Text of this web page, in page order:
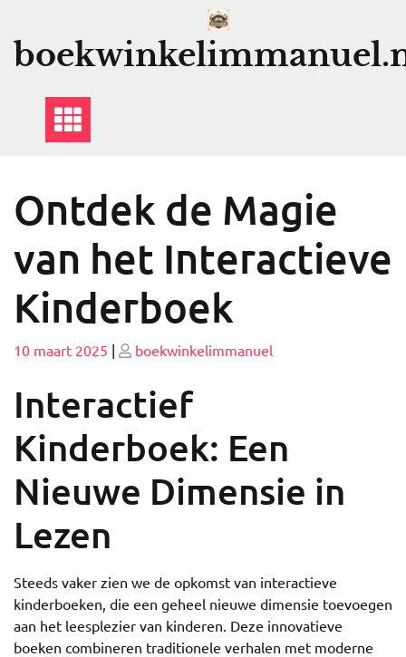
Ontdek de Magie
van het Interactieve
Kinderboek
Geplaatst
10 maart 2025 | Geplaatst
boekwinkelimmanuel
Interactief
Kinderboek: Een
Nieuwe Dimensie in
Lezen
Steeds vaker zien we de opkomst van interactieve
kinderboeken, die een geheel nieuwe dimensie toevoegen
aan het leesplezier van kinderen. Deze innovatieve
boeken combineren traditionele verhalen met moderne